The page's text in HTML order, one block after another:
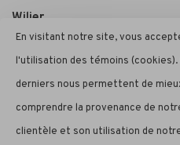
Wilier
En visitant notre site, vous
l'utilisation des témoins (cookies).
derniers nous permettent de
comprendre la provenance de
clientèle et son utilisation de